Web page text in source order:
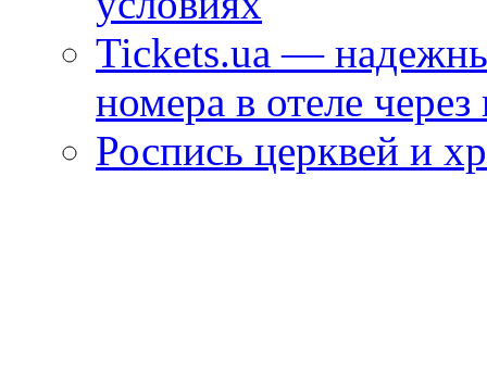
Tickets.ua —
номера в отеле через
Роспись церквей и